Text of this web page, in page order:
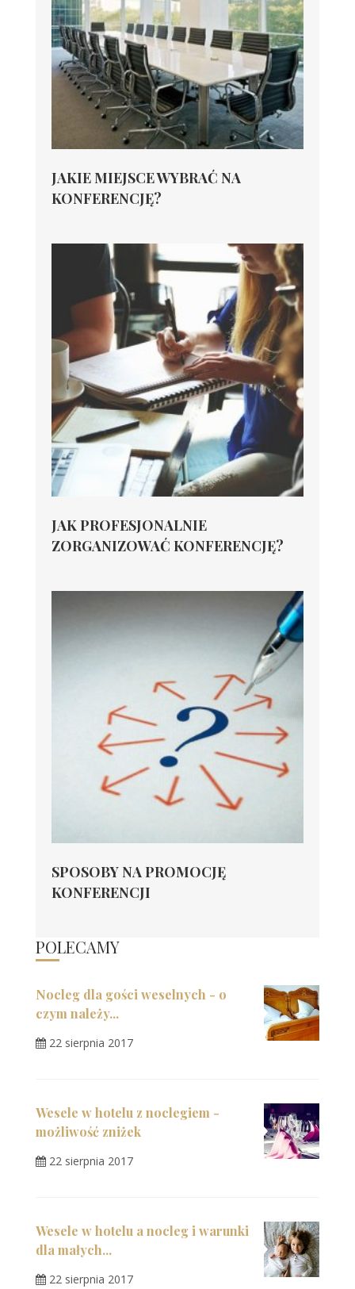
JAKIE MIEJSCE WYBRAĆ NA
KONFERENCJĘ?
JAK PROFESJONALNIE
ZORGANIZOWAĆ KONFERENCJĘ?
SPOSOBY NA PROMOCJĘ
KONFERENCJI
POLECAMY
Nocleg dla gości weselnych - o
czym należy...
22 sierpnia 2017
Wesele w hotelu z noclegiem -
możliwość zniżek
22 sierpnia 2017
Wesele w hotelu a nocleg i warunki
dla małych...
22 sierpnia 2017